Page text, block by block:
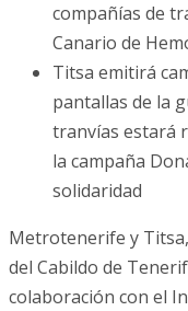
compañías de
Canario de
Titsa emitirá
pantallas de la
tranvías estará
la campaña
solidaridad
Metrotenerife y
del Cabildo de
colaboración con el